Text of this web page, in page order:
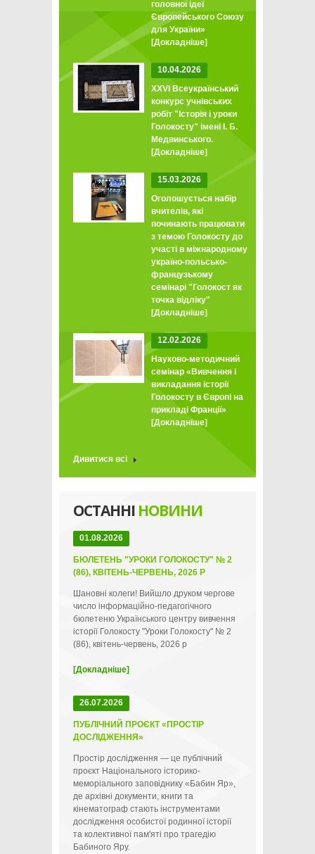
головної ідеї
Європейського Союзу
для України»
[Докладніше]
10.04.2026
XXVI Всеукраїнський
конкурс учнівських
робіт "Історія і уроки
Голокосту" імені І. Б.
Медвинського.
[Докладніше]
15.03.2026
Оголошується набір
вчителів, які
починають працювати
з темою Голокосту до
участі в міжнародному
україно-польсько-
французькому
семінарі "Голокост як
точка відліку"
[Докладніше]
12.02.2026
Науково-методичний
семінар «Вивчення і
викладання історії
Голокосту в Європі на
прикладі Франції»
[Докладніше]
Дивитися всі
ОСТАННІ НОВИНИ
01.08.2026
БЮЛЕТЕНЬ "УРОКИ ГОЛОКОСТУ" № 2
(86), КВІТЕНЬ-ЧЕРВЕНЬ, 2026 Р
Шановні колеги! Вийшло друком чергове
число інформаційно-педагогічного
бюлетеню Українського центру вивчення
історії Голокосту "Уроки Голокосту" № 2
(86), квітень-червень, 2026 р
[Докладніше]
26.07.2026
ПУБЛІЧНИЙ ПРОЄКТ «ПРОСТІР
ДОСЛІДЖЕННЯ»
Простір дослідження — це публічний
проєкт Національного історико-
меморіального заповіднику «Бабин Яр»,
де архівні документи, книги та
кінематограф стають інструментами
дослідження особистої родинної історії
та колективної пам'яті про трагедію
Бабиного Яру.